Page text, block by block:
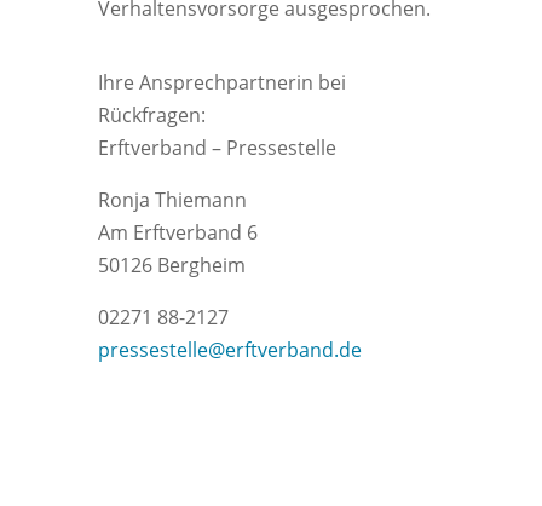
Verhaltensvorsorge ausgesprochen.
Ihre Ansprechpartnerin bei
Rückfragen:
Erftverband – Pressestelle
Ronja Thiemann
Am Erftverband 6
50126 Bergheim
02271 88-2127
pressestelle@erftverband.de